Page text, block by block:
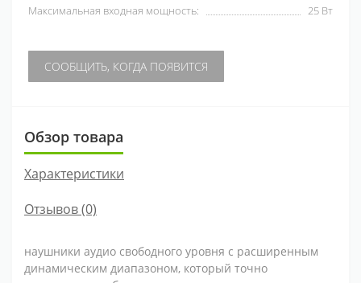
Максимальная входная мощность:
25 Вт
СООБЩИТЬ, КОГДА ПОЯВИТСЯ
Обзор товара
Характеристики
Отзывов (0)
наушники аудио свободного уровня с расширенным
динамическим диапазоном, который точно